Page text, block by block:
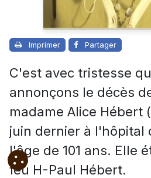
Imprimer Partager
C'est avec tristesse
annonçons le décès
madame Alice Hébert
juin dernier à l'hôpital
l'âge de 101 ans. Elle
feu H-Paul Hébert.